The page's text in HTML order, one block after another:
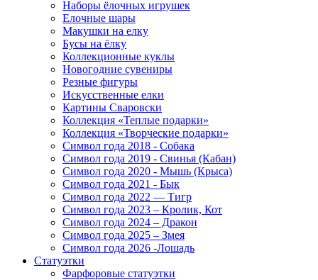
Наборы ёлочных игрушек
Елочные шары
Макушки на елку
Бусы на ёлку
Коллекционные куклы
Новогодние сувениры
Резные фигуры
Искусственные елки
Картины Сваровски
Коллекция «Теплые подарки»
Коллекция «Творческие подарки»
Символ года 2018 - Собака
Символ года 2019 - Свинья (Кабан)
Символ года 2020 - Мышь (Крыса)
Символ года 2021 - Бык
Символ года 2022 — Тигр
Символ года 2023 – Кролик, Кот
Символ года 2024 – Дракон
Символ года 2025 – Змея
Символ года 2026 -Лошадь
Статуэтки
Фарфоровые статуэтки